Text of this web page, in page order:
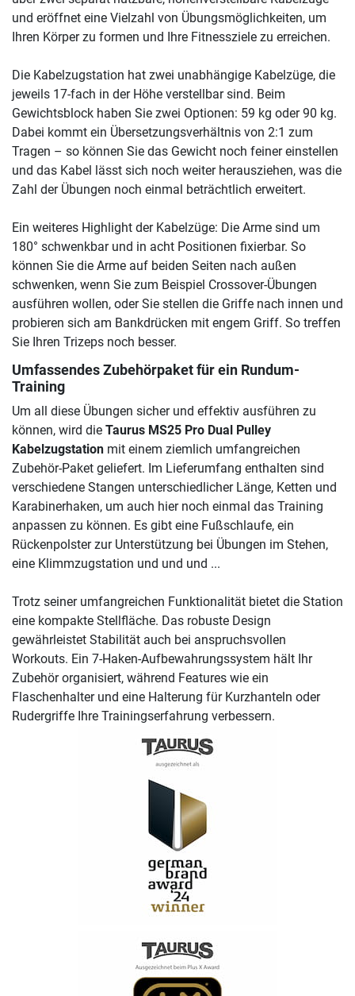
und eröffnet eine Vielzahl von Übungsmöglichkeiten, um
Ihren Körper zu formen und Ihre Fitnessziele zu erreichen.
Die Kabelzugstation hat zwei unabhängige Kabelzüge, die
jeweils 17-fach in der Höhe verstellbar sind. Beim
Gewichtsblock haben Sie zwei Optionen: 59 kg oder 90 kg.
Dabei kommt ein Übersetzungsverhältnis von 2:1 zum
Tragen – so können Sie das Gewicht noch feiner einstellen
und das Kabel lässt sich noch weiter herausziehen, was die
Zahl der Übungen noch einmal beträchtlich erweitert.
Ein weiteres Highlight der Kabelzüge: Die Arme sind um
180° schwenkbar und in acht Positionen fixierbar. So
können Sie die Arme auf beiden Seiten nach außen
schwenken, wenn Sie zum Beispiel Crossover-Übungen
ausführen wollen, oder Sie stellen die Griffe nach innen und
probieren sich am Bankdrücken mit engem Griff. So treffen
Sie Ihren Trizeps noch besser.
Umfassendes Zubehörpaket für ein Rundum-
Training
Um all diese Übungen sicher und effektiv ausführen zu
können, wird die Taurus MS25 Pro Dual Pulley
Kabelzugstation mit einem ziemlich umfangreichen
Zubehör-Paket geliefert. Im Lieferumfang enthalten sind
verschiedene Stangen unterschiedlicher Länge, Ketten und
Karabinerhaken, um auch hier noch einmal das Training
anpassen zu können. Es gibt eine Fußschlaufe, ein
Rückenpolster zur Unterstützung bei Übungen im Stehen,
eine Klimmzugstation und und und ...
Trotz seiner umfangreichen Funktionalität bietet die Station
eine kompakte Stellfläche. Das robuste Design
gewährleistet Stabilität auch bei anspruchsvollen
Workouts. Ein 7-Haken-Aufbewahrungssystem hält Ihr
Zubehör organisiert, während Features wie ein
Flaschenhalter und eine Halterung für Kurzhanteln oder
Rudergriffe Ihre Trainingserfahrung verbessern.